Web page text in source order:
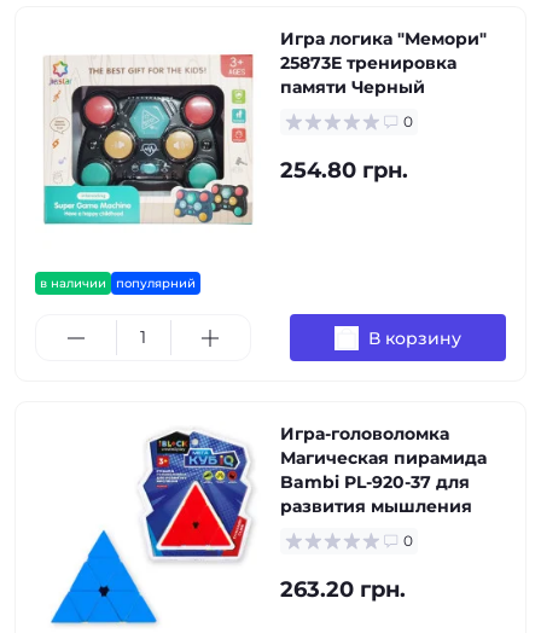
в наличии популярний
Игра логика "Мемори"
25873E тренировка
памяти Черный
0
254.80 грн.
В корзину
Игра-головоломка
Магическая пирамида
Bambi PL-920-37 для
развития мышления
0
263.20 грн.